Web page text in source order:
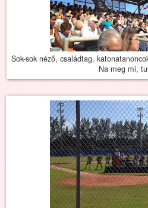
Sok-sok néző, családtag,
Na meg mi,